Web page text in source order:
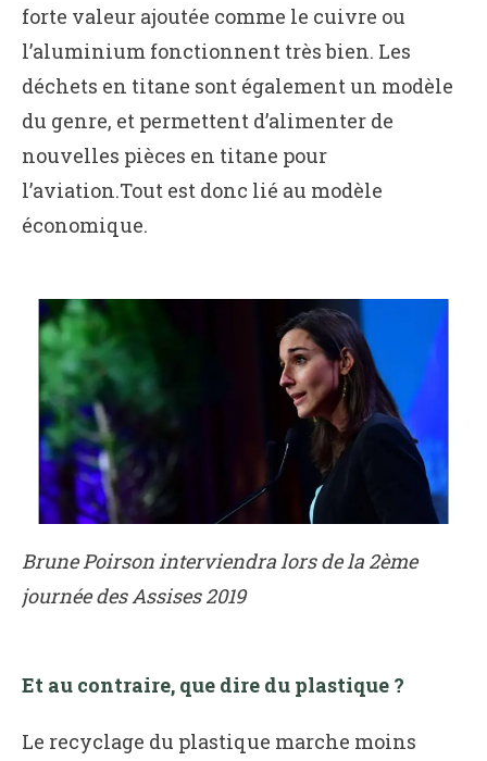
forte valeur ajoutée comme le cuivre ou
l’aluminium fonctionnent très bien. Les
déchets en titane sont également un modèle
du genre, et permettent d’alimenter de
nouvelles pièces en titane pour
l’aviation.Tout est donc lié au modèle
économique.
Brune Poirson interviendra lors de la 2ème
journée des Assises 2019
Et au contraire, que dire du plastique ?
Le recyclage du plastique marche moins